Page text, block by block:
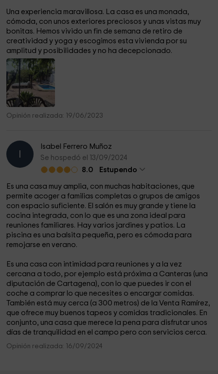
Una experiencia maravillosa. La casa es una monada,
cómoda, con unos exteriores preciosos y unas vistas muy
bonitas. Hemos vivido un fin de semana de retiro de
creatividad y yoga y escogimos esta vivienda por su
amplitud y posibilidades y no ha decepcionado.
Opinión realizada: 19/06/2023
Isabel Ferrero Muñoz
Se hospedó el 13/09/2024
8.0
Estupendo
Es una casa muy amplia, con muchas habitaciones, que
permite acoger a familias completas o grupos de amigos
con espacio suficiente. El salón es muy grande y tiene la
cocina integrada, con lo que es una zona ideal para
reuniones familiares. Hay varios jardines y patios. La
piscina es una balsita pequeña, pero es cómoda para
remojarse en verano.
Es una casa con intimidad para reuniones y a la vez
cercana a todo, por ejemplo está próxima a Canteras (una
diputación de Cartagena), con lo que puedes ir con el
coche a comprar lo que necesites o encargar comidas.
También está muy cerca (a 300 metros) de la Venta Ramírez,
que ofrece muy buenos tapeos y comidas tradicionales. En
conjunto, una casa que merece la pena para disfrutar unos
días de tranquilidad en el campo pero con servicios cerca.
Opinión realizada: 16/09/2024